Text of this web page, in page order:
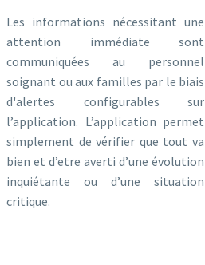
Les informations nécessitant une
attention immédiate sont
communiquées au personnel
soignant ou aux familles par le biais
d'alertes configurables sur
l’application. L’application permet
simplement de vérifier que tout va
bien et d’etre averti d’une évolution
inquiétante ou d’une situation
critique.